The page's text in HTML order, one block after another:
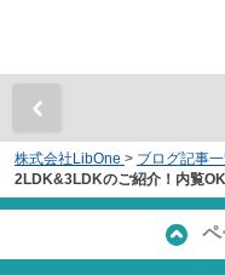
株式会社LibOne > ブログ記事
2LDK&3LDKのご紹介！内覧OK
ペ